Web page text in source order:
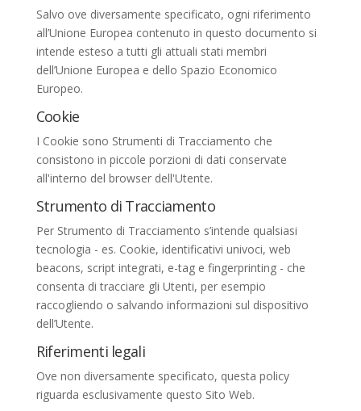
Salvo ove diversamente specificato, ogni riferimento
all’Unione Europea contenuto in questo documento si
intende esteso a tutti gli attuali stati membri
dell’Unione Europea e dello Spazio Economico
Europeo.
Cookie
I Cookie sono Strumenti di Tracciamento che
consistono in piccole porzioni di dati conservate
all'interno del browser dell'Utente.
Strumento di Tracciamento
Per Strumento di Tracciamento s’intende qualsiasi
tecnologia - es. Cookie, identificativi univoci, web
beacons, script integrati, e-tag e fingerprinting - che
consenta di tracciare gli Utenti, per esempio
raccogliendo o salvando informazioni sul dispositivo
dell’Utente.
Riferimenti legali
Ove non diversamente specificato, questa policy
riguarda esclusivamente questo Sito Web.